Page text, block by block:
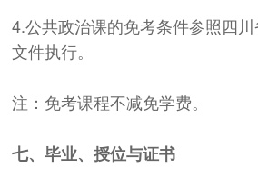
4.公共政治课的免考条件参照四
文件执行。
注：免考课程不减免学费。
七、毕业、授位与证书